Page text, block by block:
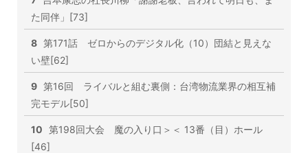
た同伴」[73]
8 第171話 ゼロからのデジタル化（10）団結と見えな
い壁[62]
9 第16回 ライバルと組む裏側：台湾物流業界の相互補
完モデル[50]
10 第198回大会 魔の入り口＞＜ 13番（目）ホール
[46]